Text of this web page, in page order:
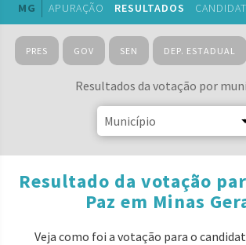
MG APURAÇÃO RESULTADOS
PRES GOV SEN DEP. ESTADUAL
Resultados da votação por
Resultado da votação
Paz em Minas
Veja como foi a votação para o